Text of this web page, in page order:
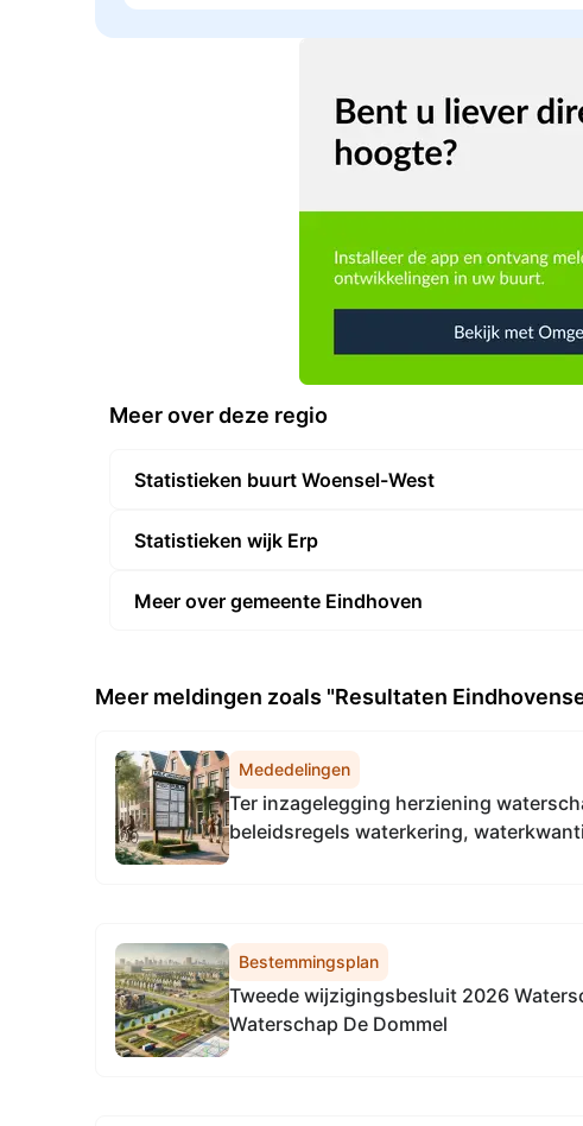
Meer over deze regio
Statistieken buurt Woensel-West
Statistieken wijk Erp
Meer over gemeente Eindhoven
Meer meldingen zoals "Resultaten
Mededelingen
Ter inzagelegging herziening
beleidsregels waterkering,
Bestemmingsplan
Tweede wijzigingsbesluit 2026
Waterschap De Dommel